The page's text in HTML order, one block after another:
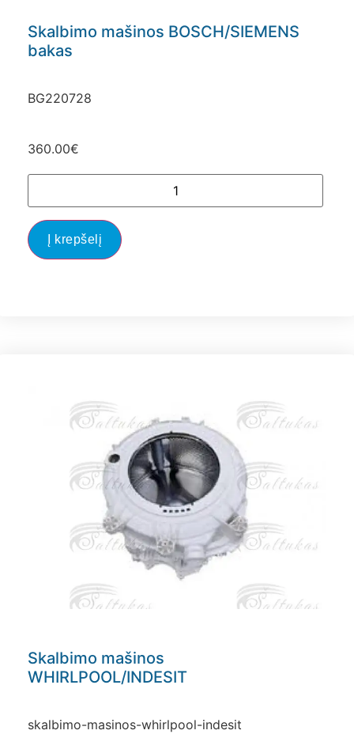
Skalbimo mašinos BOSCH/SIEMENS
bakas
BG220728
360.00€
Į krepšelį
Skalbimo mašinos
WHIRLPOOL/INDESIT
skalbimo-masinos-whirlpool-indesit